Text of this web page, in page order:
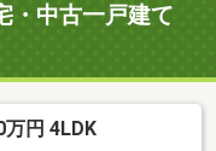
・中古一戸建て
円 4LDK